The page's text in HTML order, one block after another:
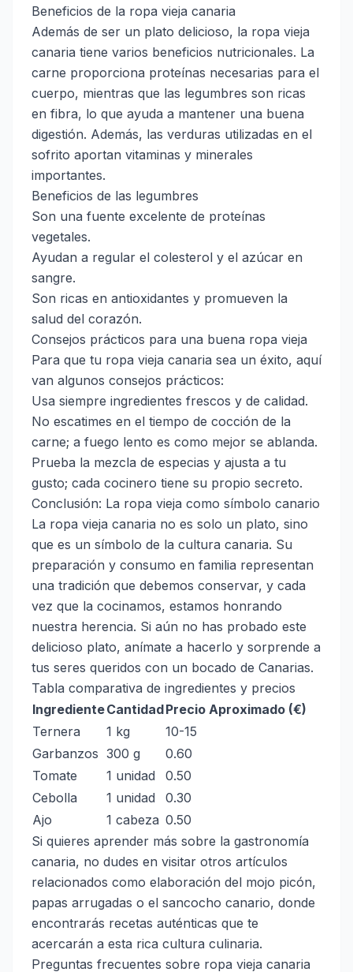
Beneficios de la ropa vieja canaria
Además de ser un plato delicioso, la ropa vieja
canaria tiene varios beneficios nutricionales. La
carne proporciona proteínas necesarias para el
cuerpo, mientras que las legumbres son ricas
en fibra, lo que ayuda a mantener una buena
digestión. Además, las verduras utilizadas en el
sofrito aportan vitaminas y minerales
importantes.
Beneficios de las legumbres
Son una fuente excelente de proteínas
vegetales.
Ayudan a regular el colesterol y el azúcar en
sangre.
Son ricas en antioxidantes y promueven la
salud del corazón.
Consejos prácticos para una buena ropa vieja
Para que tu ropa vieja canaria sea un éxito, aquí
van algunos consejos prácticos:
Usa siempre ingredientes frescos y de calidad.
No escatimes en el tiempo de cocción de la
carne; a fuego lento es como mejor se ablanda.
Prueba la mezcla de especias y ajusta a tu
gusto; cada cocinero tiene su propio secreto.
Conclusión: La ropa vieja como símbolo canario
La ropa vieja canaria no es solo un plato, sino
que es un símbolo de la cultura canaria. Su
preparación y consumo en familia representan
una tradición que debemos conservar, y cada
vez que la cocinamos, estamos honrando
nuestra herencia. Si aún no has probado este
delicioso plato, anímate a hacerlo y sorprende a
tus seres queridos con un bocado de Canarias.
Tabla comparativa de ingredientes y precios
IngredienteCantidadPrecio Aproximado (€)
Ternera
1 kg
10-15
Garbanzos 300 g
0.60
Tomate
1 unidad
0.50
Cebolla
1 unidad
0.30
Ajo
1 cabeza 0.50
Si quieres aprender más sobre la gastronomía
canaria, no dudes en visitar otros artículos
relacionados como elaboración del mojo picón,
papas arrugadas o el sancocho canario, donde
encontrarás recetas auténticas que te
acercarán a esta rica cultura culinaria.
Preguntas frecuentes sobre ropa vieja canaria